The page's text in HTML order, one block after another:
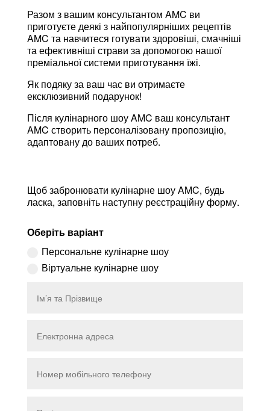
Разом з вашим консультантом AMC ви
приготуєте деякі з найпопулярніших рецептів
AMC та навчитеся готувати здоровіші, смачніші
та ефективніші страви за допомогою нашої
преміальної системи приготування їжі.
Як подяку за ваш час ви отримаєте
ексклюзивний подарунок!
Після кулінарного шоу AMC ваш консультант
AMC створить персоналізовану пропозицію,
адаптовану до ваших потреб.
Щоб забронювати кулінарне шоу AMC, будь
ласка, заповніть наступну реєстраційну форму.
Оберіть варіант
Персональне кулінарне шоу
Віртуальне кулінарне шоу